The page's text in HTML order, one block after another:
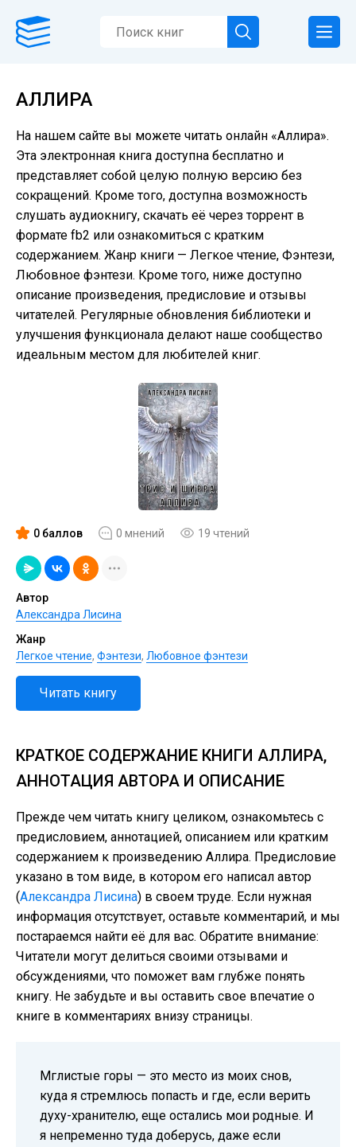
АЛЛИРА
На нашем сайте вы можете читать онлайн «Аллира».
Эта электронная книга доступна бесплатно и
представляет собой целую полную версию без
сокращений. Кроме того, доступна возможность
слушать аудиокнигу, скачать её через торрент в
формате fb2 или ознакомиться с кратким
содержанием. Жанр книги — Легкое чтение, Фэнтези,
Любовное фэнтези. Кроме того, ниже доступно
описание произведения, предисловие и отзывы
читателей. Регулярные обновления библиотеки и
улучшения функционала делают наше сообщество
идеальным местом для любителей книг.
0 баллов 0 мнений 19 чтений
Автор
Александра Лисина
Жанр
Легкое чтение, Фэнтези, Любовное фэнтези
Читать книгу
КРАТКОЕ СОДЕРЖАНИЕ КНИГИ АЛЛИРА,
АННОТАЦИЯ АВТОРА И ОПИСАНИЕ
Прежде чем читать книгу целиком, ознакомьтесь с
предисловием, аннотацией, описанием или кратким
содержанием к произведению Аллира. Предисловие
указано в том виде, в котором его написал автор
(Александра Лисина) в своем труде. Если нужная
информация отсутствует, оставьте комментарий, и мы
постараемся найти её для вас. Обратите внимание:
Читатели могут делиться своими отзывами и
обсуждениями, что поможет вам глубже понять
книгу. Не забудьте и вы оставить свое впечатие о
книге в комментариях внизу страницы.
Мглистые горы — это место из моих снов,
куда я стремлюсь попасть и где, если верить
духу-хранителю, еще остались мои родные. И
я непременно туда доберусь, даже если